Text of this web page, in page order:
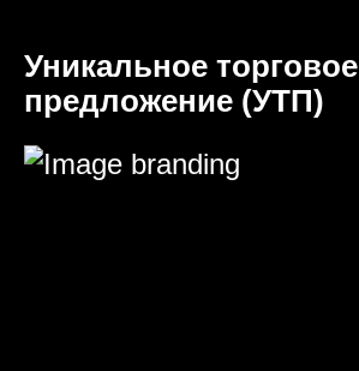
Уникальное торговое
предложение (УТП)